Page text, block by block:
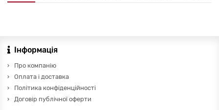
Інформація
Про компанію
Оплата і доставка
Політика конфіденційності
Договір публічної оферти